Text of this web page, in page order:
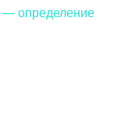
— определение